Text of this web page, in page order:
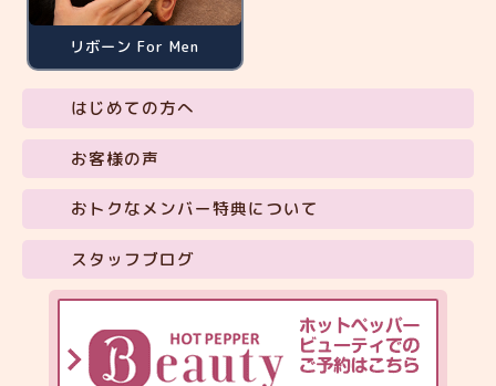
リボーン For Men
はじめての方へ
お客様の声
おトクなメンバー特典について
スタッフブログ